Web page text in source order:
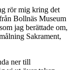
rör mig kring det
Bollnäs Museum
jag berättade om,
Sakrament,
ner till